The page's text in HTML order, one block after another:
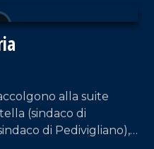
alla suite
(sindaco di
di Pedivigliano),